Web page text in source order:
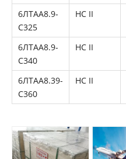
6ЛТАА8.9-
С325
НС II
6ЛТАА8.9-
С340
НС II
6ЛТАА8.39-
C360
НС II